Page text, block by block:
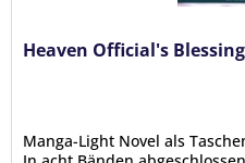
Heaven Official's
Manga-Light Novel als